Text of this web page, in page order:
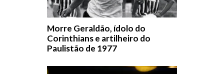
Morre Geraldão, ídolo do
Corinthians e artilheiro do
Paulistão de 1977